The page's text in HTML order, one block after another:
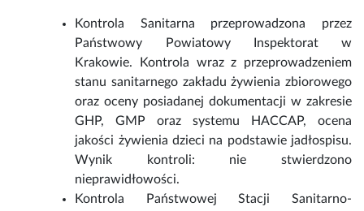
Kontrola Sanitarna przeprowadzona przez
Państwowy Powiatowy Inspektorat w
Krakowie. Kontrola wraz z przeprowadzeniem
stanu sanitarnego zakładu żywienia zbiorowego
oraz oceny posiadanej dokumentacji w zakresie
GHP, GMP oraz systemu HACCAP, ocena
jakości żywienia dzieci na podstawie jadłospisu.
Wynik kontroli: nie stwierdzono
nieprawidłowości.
Kontrola Państwowej Stacji Sanitarno-